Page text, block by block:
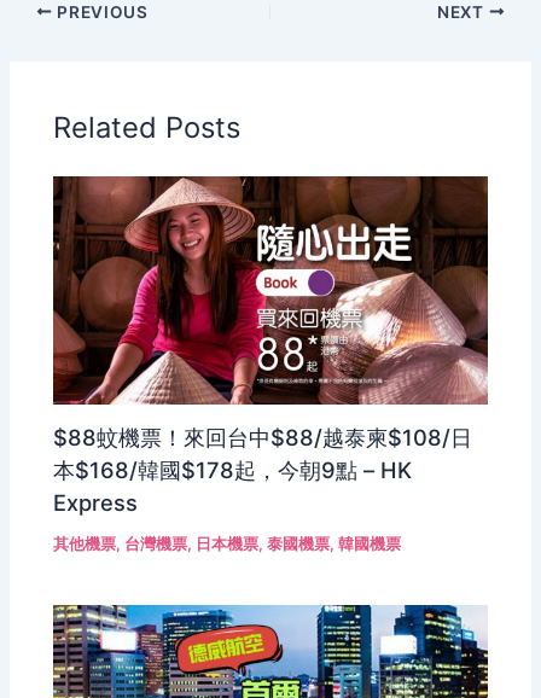
PREVIOUS NEXT
Related Posts
$88蚊機票！來回台中$88/越泰柬$108/日
本$168/韓國$178起，今朝9點 – HK
Express
其他機票, 台灣機票, 日本機票,泰國機票,韓國機票